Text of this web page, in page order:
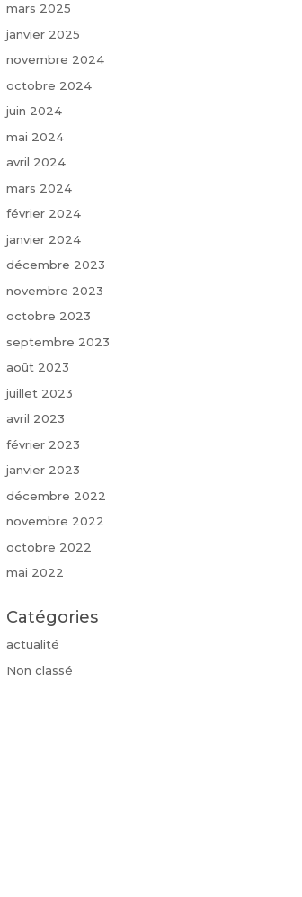
mars 2025
janvier 2025
novembre 2024
octobre 2024
juin 2024
mai 2024
avril 2024
mars 2024
février 2024
janvier 2024
décembre 2023
novembre 2023
octobre 2023
septembre 2023
août 2023
juillet 2023
avril 2023
février 2023
janvier 2023
décembre 2022
novembre 2022
octobre 2022
mai 2022
Catégories
actualité
Non classé